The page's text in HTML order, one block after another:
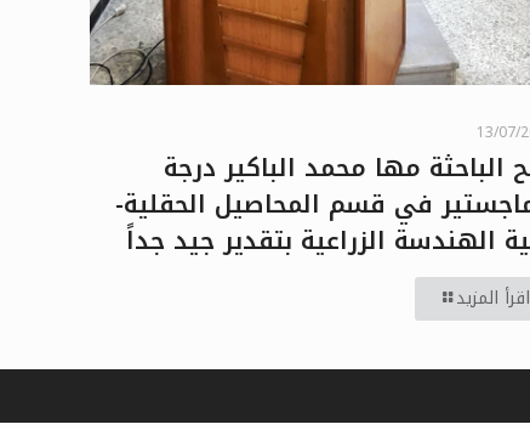
13/07/
الباحثة مها محمد الباكير درجة
في قسم المحاصيل الحقلية-
الهندسة الزراعية بتقدير جيد جداً
اقرأ المزيد